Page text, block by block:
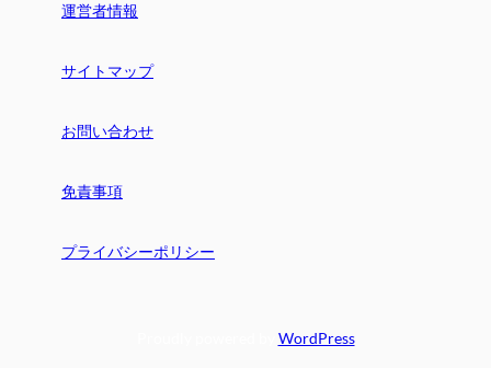
運営者情報
サイトマップ
お問い合わせ
免責事項
プライバシーポリシー
WordPress